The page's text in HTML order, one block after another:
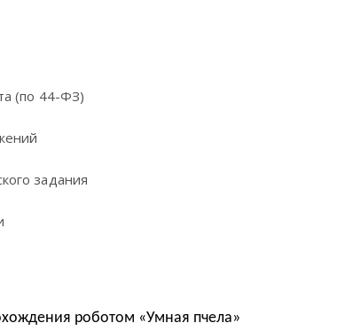
(по 44-ФЗ)
задания
роботом «Умная пчела»